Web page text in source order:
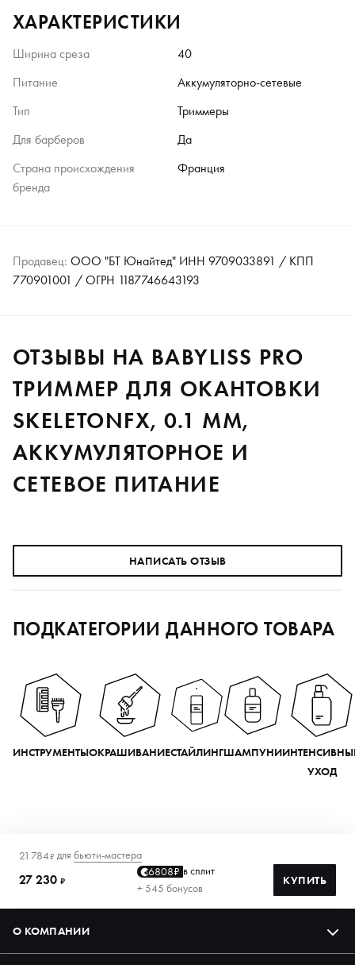
ХАРАКТЕРИСТИКИ
Ширина среза
40
Питание
Аккумуляторно-сетевые
Тип
Триммеры
Для барберов
Да
Страна происхождения
бренда
Франция
Продавец: ООО "БТ Юнайтед" ИНН 9709033891 / КПП
770901001 / ОГРН 1187746643193
ОТЗЫВЫ НА BABYLISS PRO
ТРИММЕР ДЛЯ ОКАНТОВКИ
SKELETONFX, 0.1 ММ,
АККУМУЛЯТОРНОЕ И
СЕТЕВОЕ ПИТАНИЕ
НАПИСАТЬ ОТЗЫВ
ПОДКАТЕГОРИИ ДАННОГО ТОВАРА
ИНСТРУМЕНТЫОКРАШИВАНИЕСТАЙЛИНГШАМПУНИ
УХОД
21 784₽ для бьюти-мастера
27 230 ₽
6808₽ в сплит
+ 545 бонусов
КУПИТЬ
О КОМПАНИИ